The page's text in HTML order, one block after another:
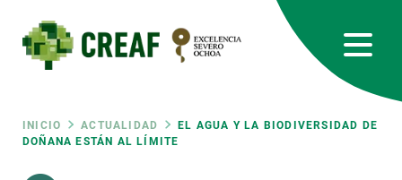
contenido
principal
Ruta
INICIO ACTUALIDAD
EL AGUA Y LA BIODIVERSIDAD DE
DOÑANA ESTÁN AL LÍMITE
RRSS
INTRANET